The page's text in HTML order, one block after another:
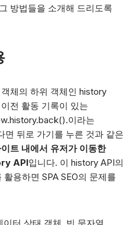
방법들을 소개해 드리도록
체의 하위 객체인 history
전 활동 기록이 있는
이라는
면 뒤로 가기를 누른 것과 같은
트 내에서 유저가 이동한
API입니다. 이 history API의
용하면 SPA SEO의 문제를